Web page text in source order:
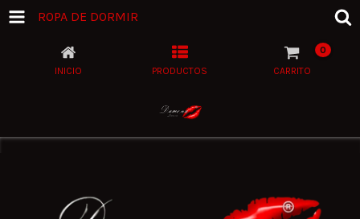
ROPA DE DORMIR
INICIO PRODUCTOS CARRITO
0